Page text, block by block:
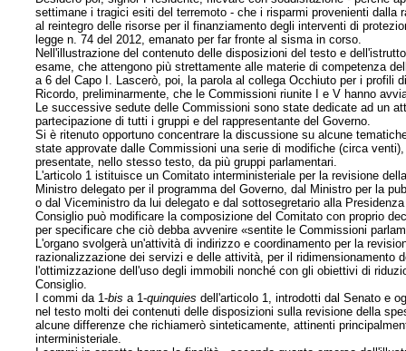
settimane i tragici esiti del terremoto - che i risparmi provenienti
al reintegro delle risorse per il finanziamento degli interventi di
legge n. 74 del 2012, emanato per far fronte al sisma in corso.
Nell'illustrazione del contenuto delle disposizioni del testo e
esame, che attengono più strettamente alle materie di competenza
a 6 del Capo I. Lascerò, poi, la parola al collega Occhiuto per i profili
Ricordo, preliminarmente, che le Commissioni riunite I e V hanno
Le successive sedute delle Commissioni sono state dedicate ad un
partecipazione di tutti i gruppi e del rappresentante del Governo.
Si è ritenuto opportuno concentrare la discussione su alcune
state approvate dalle Commissioni una serie di modifiche (circa
presentate, nello stesso testo, da più gruppi parlamentari.
L'articolo 1 istituisce un Comitato interministeriale per la revisione
Ministro delegato per il programma del Governo, dal Ministro per la
o dal Viceministro da lui delegato e dal sottosegretario alla
Consiglio può modificare la composizione del Comitato con proprio
per specificare che ciò debba avvenire «sentite le Commissioni
L'organo svolgerà un'attività di indirizzo e coordinamento per la
razionalizzazione dei servizi e delle attività, per il ridimensionamento
l'ottimizzazione dell'uso degli immobili nonché con gli obiettivi di
Consiglio.
I commi da 1-bis a 1-quinquies dell'articolo 1, introdotti dal Senato e
nel testo molti dei contenuti delle disposizioni sulla revisione della
alcune differenze che richiamerò sinteticamente, attinenti
interministeriale.